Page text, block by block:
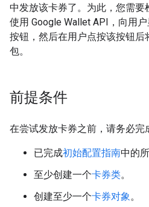
中发放该卡券了。为此，您需
使用 Google Wallet API，向用
按钮，然后在用户点按该按钮后
包。
前提条件
在尝试发放卡券之前，请务必完
已完成初始配置指南中的
至少创建一个卡券类。
创建至少一个卡券对象。